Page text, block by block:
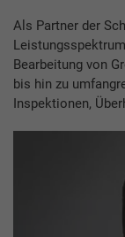
Als Partner der
Bearbeitung von
bis hin zu
Inspektionen,